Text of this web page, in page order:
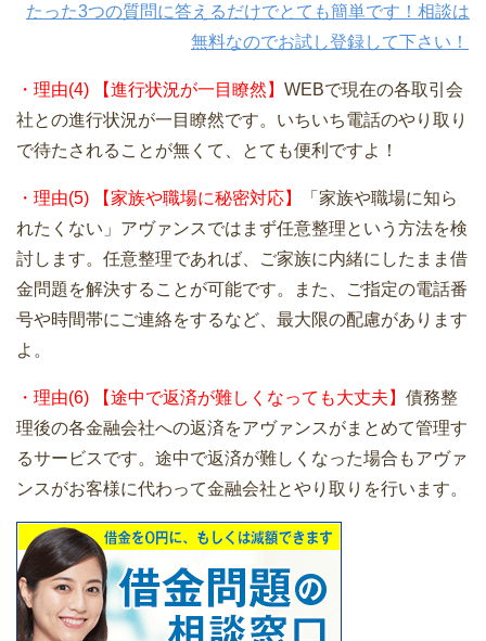
たった3つの質問に答えるだけでとても簡単です！相談は
無料なのでお試し登録して下さい！
・理由(4) 【進行状況が一目瞭然】 WEBで現在の各取引会
社との進行状況が一目瞭然です。いちいち電話のやり取り
で待たされることが無くて、とても便利ですよ！
・理由(5) 【家族や職場に秘密対応】
「家族や職場に知ら
れたくない」アヴァンスではまず任意整理という方法を検
討します。任意整理であれば、ご家族に内緒にしたまま借
金問題を解決することが可能です。また、ご指定の電話番
号や時間帯にご連絡をするなど、最大限の配慮があります
よ。
・理由(6) 【途中で返済が難しくなっても大丈夫】 債務整
理後の各金融会社への返済をアヴァンスがまとめて管理す
るサービスです。途中で返済が難しくなった場合もアヴァ
ンスがお客様に代わって金融会社とやり取りを行います。